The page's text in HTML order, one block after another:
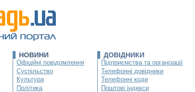
НОВИНИ
Офіційні повідомлення
Суспільство
Культура
Політика
ДОВІДНИКИ
Підприємства та організації
Телефонні довідники
Телефонні коди
Поштові індекси